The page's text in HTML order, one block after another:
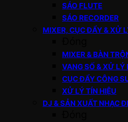
SÁO FLUTE
SÁO RECORDER
MIXER, CỤC ĐẨY & XỬ
MIXER & BÀN
VANG SỐ & XỬ LÝ
CỤC ĐẨY CÔNG
XỬ LÝ TÍN HIỆU
DJ & SẢN XUẤT NHẠC